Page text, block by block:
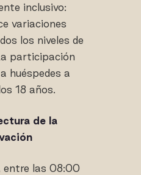
inclusivo:
variaciones
los niveles de
participación
huéspedes a
18 años.
de la
entre las 08:00